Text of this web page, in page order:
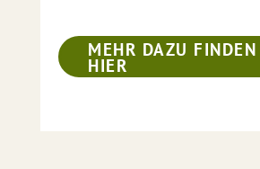
MEHR DAZU
HIER